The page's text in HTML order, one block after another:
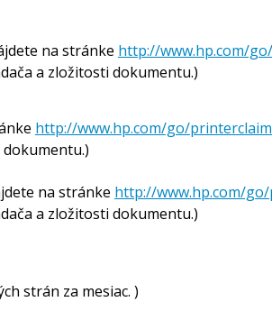
na stránke http://www.hp.com/
a zložitosti dokumentu.)
http://www.hp.com/go/
na stránke http://www.hp.com/
a zložitosti dokumentu.)
strán za mesiac. )